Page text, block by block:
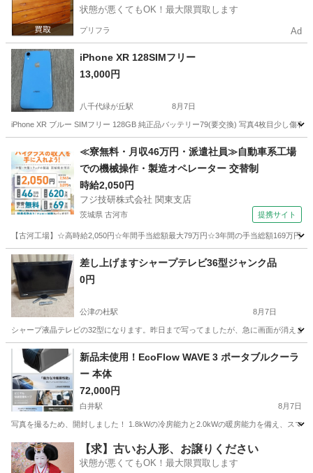
状態が悪くてもOK！最大限買取します
プリフラ Ad
iPhone XR 128SIMフリー
13,000円
八千代緑が丘駅 8月7日
iPhone XR ブルー SIMフリー 128GB 純正品バッテリー79(要交換) 写真4枚目少し傷
八千代緑が丘駅 電話、ＦＡＸ iPhone XR
≪寮無料・月収46万円・派遣社員≫自動車系工場
での機械操作・製造オペレーター 交替制
時給2,050円
フジ技研株式会社 関東支店
茨城県 古河市 提携サイト
【古河工場】☆高時給2,050円☆年間手当総額最大79万円☆3年間の手当総額169万円
茨城 古河市 その他
差し上げますシャープテレビ36型ジャンク品
0円
公津の杜駅 8月7日
シャープ液晶テレビの32型になります。昨日まで写ってましたが、急に画面が消えま
千葉 富里市 公津の杜駅
新品未使用！EcoFlow WAVE 3 ポータブルクーラ
ー 本体
72,000円
白井駅 8月7日
写真を撮るため、開封しました！ 1.8kWの冷房能力と2.0kWの暖房能力を備え、スマ
千葉 船橋市 白井駅 季節、空調家電
【求】古いお人形、お譲りください
状態が悪くてもOK！最大限買取します